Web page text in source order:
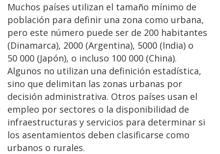
Muchos países utilizan el tamaño mínimo de
población para definir una zona como urbana,
pero este número puede ser de 200 habitantes
(Dinamarca), 2000 (Argentina), 5000 (India) o
50 000 (Japón), o incluso 100 000 (China).
Algunos no utilizan una definición estadística,
sino que delimitan las zonas urbanas por
decisión administrativa. Otros países usan el
empleo por sectores o la disponibilidad de
infraestructuras y servicios para determinar si
los asentamientos deben clasificarse como
urbanos o rurales.